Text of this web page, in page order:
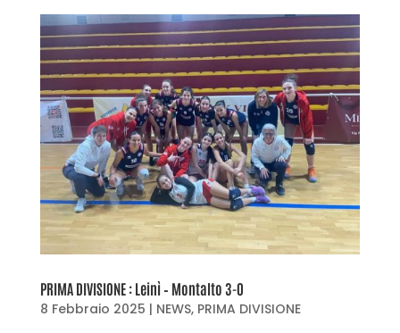
PRIMA DIVISIONE : Leinì – Montalto 3-0
8 Febbraio 2025 | NEWS, PRIMA DIVISIONE